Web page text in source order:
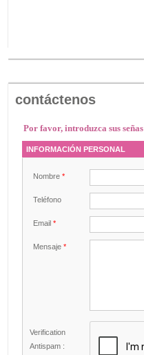
contáctenos
Por favor, introduzca sus señas
INFORMACIÓN PERSONAL
Nombre *
Teléfono
Email *
Mensaje *
Verification
Antispam :